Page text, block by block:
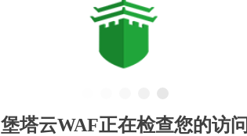
堡塔云WAF正在检查您的访问